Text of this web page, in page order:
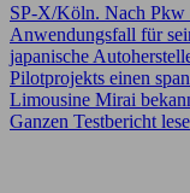
SP-X/Köln. Nach Pkw
Anwendungsfall für
japanische
Pilotprojekts einen
Limousine Mirai
Ganzen Testbericht